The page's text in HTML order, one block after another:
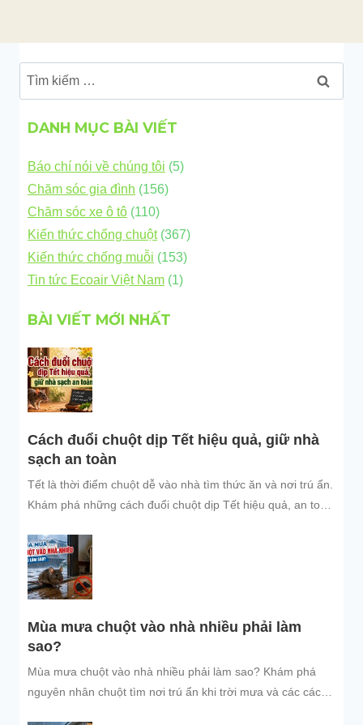
Tìm
kiếm
cho:
DANH MỤC BÀI VIẾT
Báo chí nói về chúng tôi (5)
Chăm sóc gia đình (156)
Chăm sóc xe ô tô (110)
Kiến thức chống chuột(367)
Kiến thức chống muỗi (153)
Tin tức Ecoair Việt Nam (1)
BÀI VIẾT MỚI NHẤT
Cách đuổi chuột dịp Tết hiệu quả, giữ nhà
sạch an toàn
Tết là thời điểm chuột dễ vào nhà tìm thức ăn và nơi trú ẩn.
Khám phá những cách đuổi chuột dịp Tết hiệu quả, an toàn
đình và đón năm mới an tâm.
Mùa mưa chuột vào nhà nhiều phải làm
sao?
Mùa mưa chuột vào nhà nhiều phải làm sao? Khám phá
nguyên nhân chuột tìm nơi trú ẩn khi trời mưa và các cách